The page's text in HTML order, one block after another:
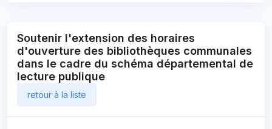
Soutenir l'extension des horaires
d'ouverture des bibliothèques communales
dans le cadre du schéma départemental de
lecture publique
retour à la liste